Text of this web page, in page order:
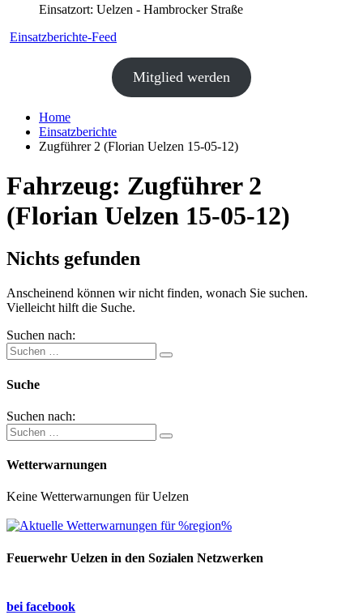
Einsatzort: Uelzen - Hambrocker Straße
Einsatzberichte-Feed
Mitglied werden
Home
Einsatzberichte
Zugführer 2 (Florian Uelzen 15-05-12)
Fahrzeug: Zugführer 2
(Florian Uelzen 15-05-12)
Nichts gefunden
Anscheinend können wir nicht finden, wonach Sie suchen.
Vielleicht hilft die Suche.
Suchen nach:
Suche
Suchen nach:
Wetterwarnungen
Keine Wetterwarnungen für Uelzen
Feuerwehr Uelzen in den Sozialen Netzwerken
bei facebook